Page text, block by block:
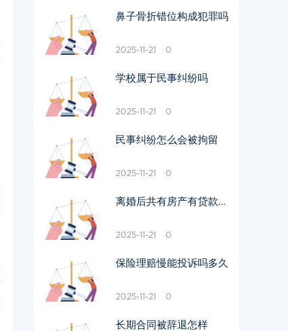
鼻子骨折错位构成犯罪吗
2025-11-21 0
学校属于民事纠纷吗
2025-11-21 0
民事纠纷怎么会被拘留
2025-11-21 0
离婚后共有房产有贷款怎
2025-11-21 0
保险理赔慢能投诉吗多久
2025-11-21 0
长期合同被辞退怎样